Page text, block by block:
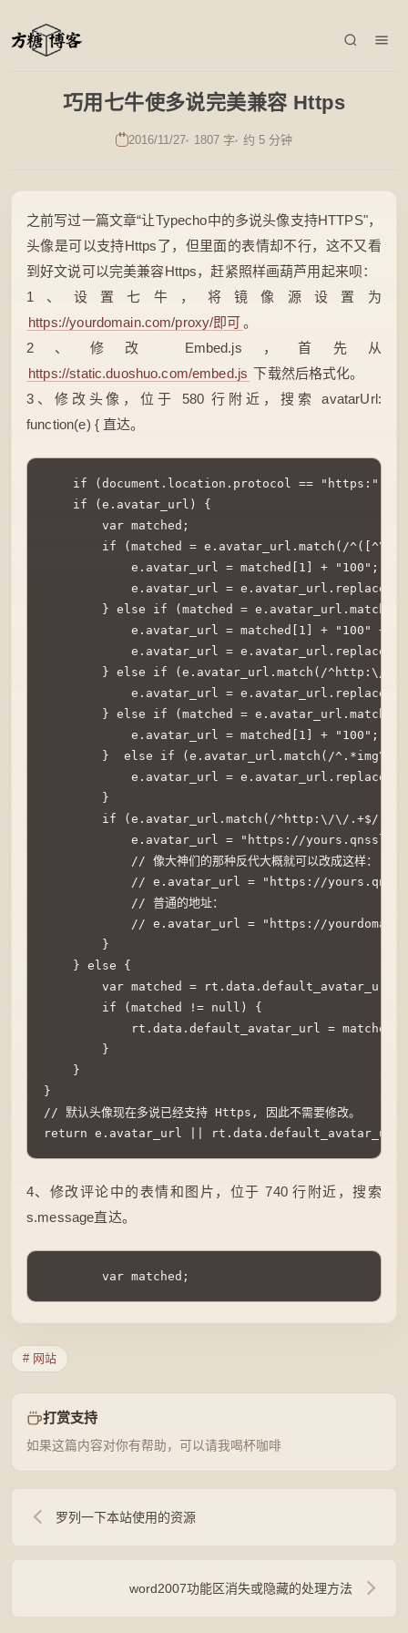
巧用七牛使多说完美兼容 Https
2016/11/27 1807 字 约 5 分钟
之前写过一篇文章“让Typecho中的多说头像支持HTTPS"，
头像是可以支持Https了，但里面的表情却不行，这不又看
到好文说可以完美兼容Https，赶紧照样画葫芦用起来呗：
1、设置七牛，将镜像源设置为
https://yourdomain.com/proxy/即可。
2、修改 Embed.js，首先从
https://static.duoshuo.com/embed.js 下载然后格式化。
3、修改头像，位于 580 行附近，搜索 avatarUrl:
function(e) { 直达。
    if (document.location.protocol == "https:") {
    if (e.avatar_url) {
        var matched;
if (matched = e.avatar_url.match(/^([^\/
e.avatar_url = matched[1] + "100"; // 50
e.avatar_url = e.avatar_url.replace(/
} else if (matched =
e.avatar_url = matched[1] + "100" +
e.avatar_url = e.avatar_url.replace(/
} else if (e.avatar_url.match(/^http:\/
e.avatar_url = e.avatar_url.replace(/
} else if (matched =
e.avatar_url = matched[1] + "100"; // 50
}  else if (e.avatar_url.match(/
e.avatar_url = e.avatar_url.replace(/
        }
        if (e.avatar_url.match(/^http:\/\/.+$/)) {
e.avatar_url = "https://
            // 像大神们的那种反代大概就可以改成这样：
// e.avatar_url = "https://
            // 普通的地址：
// e.avatar_url = "https://
        }
    } else {
var matched =
        if (matched != null) {
rt.data.default_avatar_url = matched[1]
        }
    }
}
// 默认头像现在多说已经支持 Https, 因此不需要修改。
return e.avatar_url || rt.data.default_avatar_url
4、修改评论中的表情和图片，位于 740 行附近，搜索
s.message直达。
        var matched;
# 网站
打赏支持
如果这篇内容对你有帮助，可以请我喝杯咖啡
罗列一下本站使用的资源
word2007功能区消失或隐藏的处理方法